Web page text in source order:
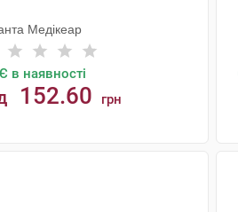
Медікеар
Є в наявності
152.60 грн